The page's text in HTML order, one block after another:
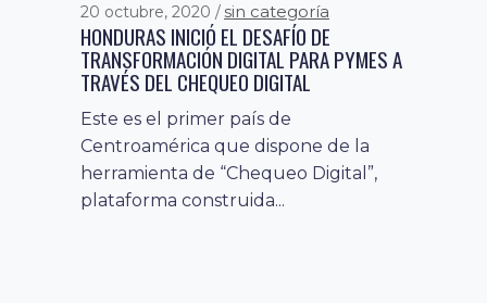
20 octubre, 2020 sin categoría
HONDURAS INICIÓ EL DESAFÍO DE
TRANSFORMACIÓN DIGITAL PARA PYMES A
TRAVÉS DEL CHEQUEO DIGITAL
Este es el primer país de
Centroamérica que dispone de la
herramienta de “Chequeo Digital”,
plataforma construida...